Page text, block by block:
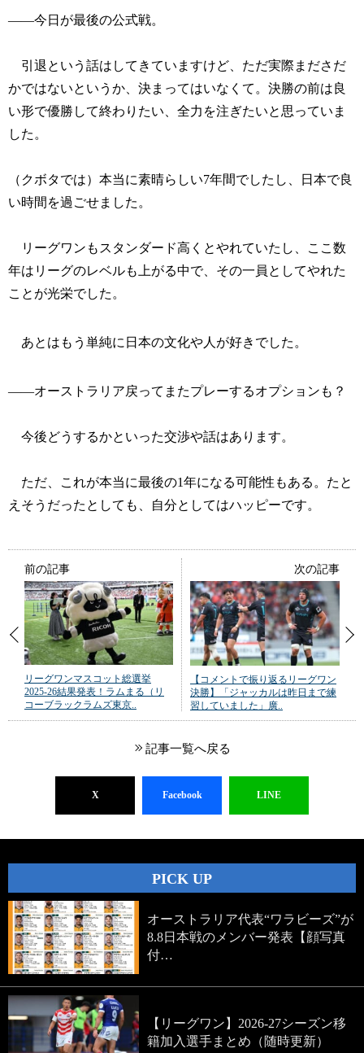
――今日が最後の公式戦。
引退という話はしてきていますけど、ただ実際まださだ
かではないというか、決まってはいなくて。決勝の前は良
い形で優勝して終わりたい、全力を注ぎたいと思っていま
した。
（クボタでは）本当に素晴らしい7年間でしたし、日本で良
い時間を過ごせました。
リーグワンもスタンダード高くとやれていたし、ここ数
年はリーグのレベルも上がる中で、その一員としてやれた
ことが光栄でした。
あとはもう単純に日本の文化や人が好きでした。
――オーストラリア戻ってまたプレーするオプションも？
今後どうするかといった交渉や話はあります。
ただ、これが本当に最後の1年になる可能性もある。たと
えそうだったとしても、自分としてはハッピーです。
前の記事
リーグワンマスコット総選挙
2025-26結果発表！ラムまる（リ
コーブラックラムズ東京..
次の記事
【コメントで振り返るリーグワン
決勝】「ジャッカルは昨日まで練
習していました」廣..
記事一覧へ戻る
X Facebook LINE
PICK UP
オーストラリア代表“ワラビーズ”が
8.8日本戦のメンバー発表【顔写真
付…
【リーグワン】2026-27シーズン移
籍加入選手まとめ（随時更新）